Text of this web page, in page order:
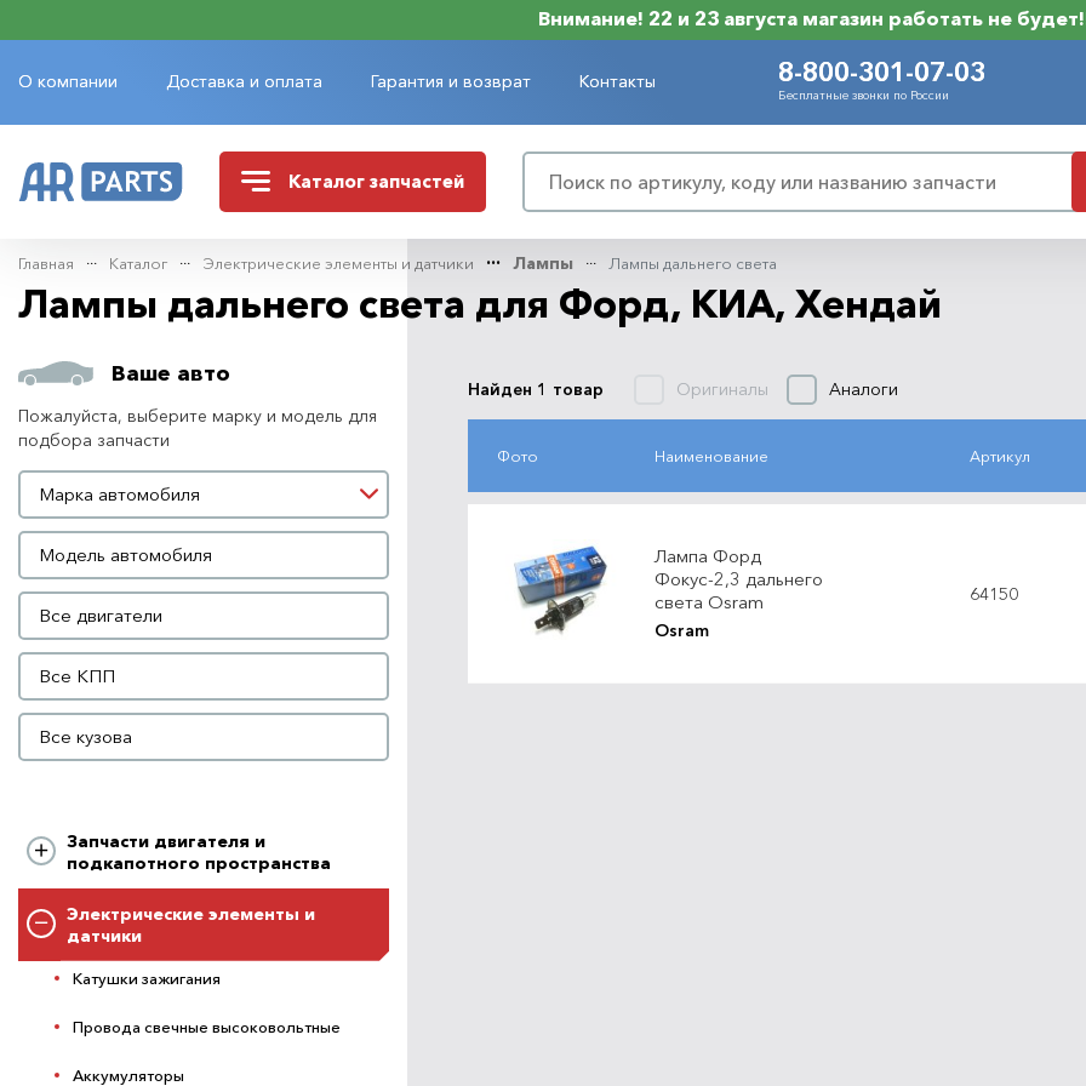
Внимание! 22 и 23 августа магазин работать не
О компании Доставка и оплата Гарантия и возврат Контакты 8-800-301-07-03
Бесплатные звонки по России
Каталог запчастей
Главная Каталог Электрические элементы и датчики Лампы Лампы дальнего света
Лампы дальнего света для Форд, КИА, Хендай
Запчасти двигателя и
подкапотного пространства
Электрические элементы и
датчики
Катушки зажигания
Провода свечные высоковольтные
Аккумуляторы
Ваше авто
Пожалуйста, выберите марку и модель для
подбора запчасти
Марка автомобиля
Марка автомобиля
Модель автомобиля
Модель автомобиля
Двигатель
Все двигатели
КПП
Все КПП
Кузов
Все кузова
Найден 1 товар Оригиналы Аналоги
Фото Наименование Артикул
Лампа Форд
Фокус-2,3 дальнего
света Osram
Osram
64150